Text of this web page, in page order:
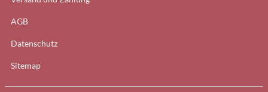
AGB
Datenschutz
Sitemap